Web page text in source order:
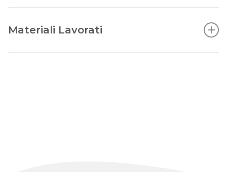
Materiali Lavorati